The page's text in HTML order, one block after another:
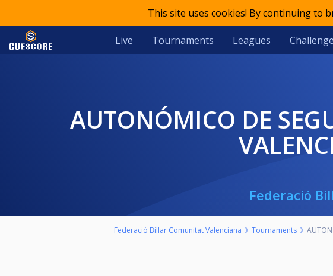
This site uses cookies! By continuing to
Live Tournaments Leagues
AUTONÓMICO DE SEGUNDA DIVISIÓN DE LA COMUNIDAD
Federació
Federació Billar Comunitat Valenciana Tournaments